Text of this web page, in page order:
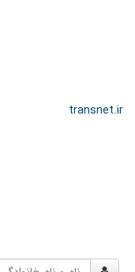
transnet.ir